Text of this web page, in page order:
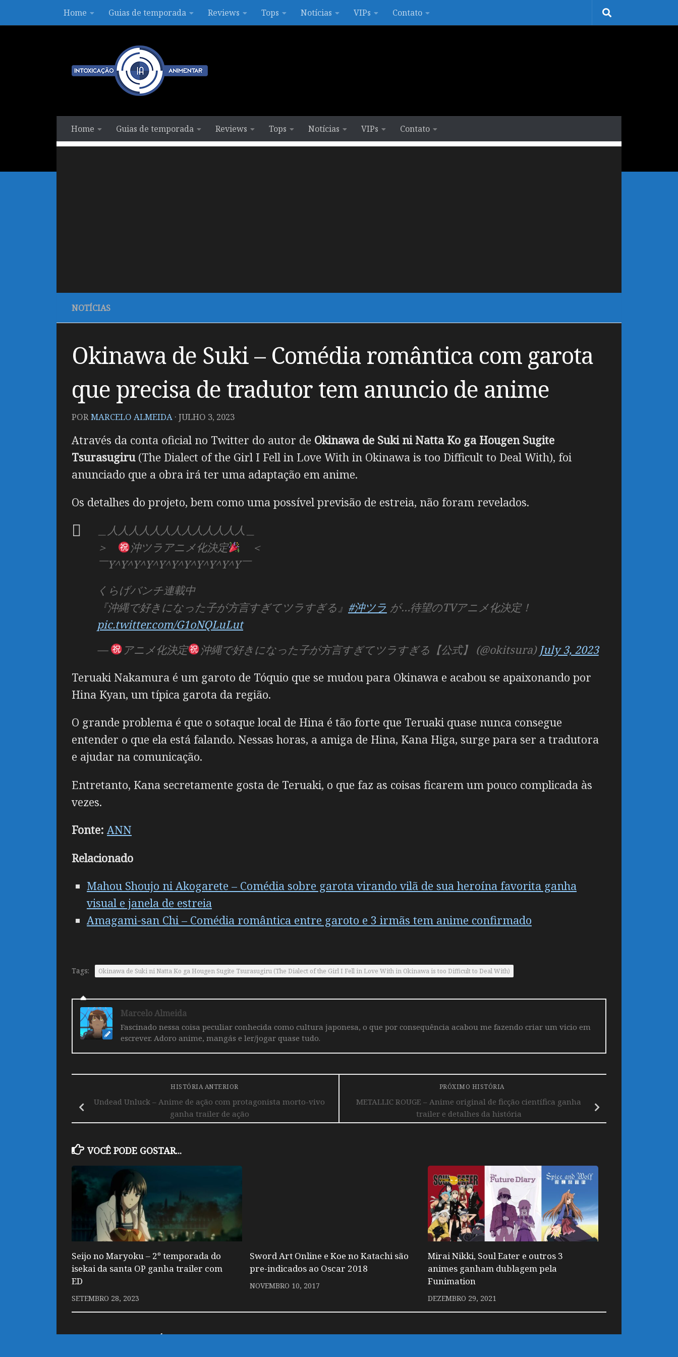
Skip to contentHome Guias de temporada Reviews Tops Notícias VIPs Contato
Home Guias de temporada Reviews Tops Notícias VIPs Contato
NOTÍCIAS
Okinawa de Suki – Comédia romântica com garota
que precisa de tradutor tem anuncio de anime
PORMARCELO ALMEIDA · JULHO 3, 2023
Através da conta oficial no Twitter do autor de Okinawa de Suki ni Natta Ko ga Hougen Sugite
Tsurasugiru(The Dialect of the Girl I Fell in Love With in Okinawa is too Difficult to Deal With), foi
anunciado que a obra irá ter uma adaptação em anime.
Os detalhes do projeto, bem como uma possível previsão de estreia, não foram revelados.
＿人人人人人人人人人人人人人＿
＞
沖ツラアニメ化決定
＜
￣Y^Y^Y^Y^Y^Y^Y^Y^Y^Y^Y￣
くらげバンチ連載中
『沖縄で好きになった子が方言すぎてツラすぎる』 #沖ツラ が…待望のTVアニメ化決定！
pic.twitter.com/G1oNQLuLut
—
アニメ化決定 沖縄で好きになった子が方言すぎてツラすぎる【公式】 (@okitsura) July 3, 2023
Teruaki Nakamura é um garoto de Tóquio que se mudou para Okinawa e acabou se apaixonando por
Hina Kyan, um típica garota da região.
O grande problema é que o sotaque local de Hina é tão forte que Teruaki quase nunca consegue
entender o que ela está falando. Nessas horas, a amiga de Hina, Kana Higa, surge para ser a tradutora
e ajudar na comunicação.
Entretanto, Kana secretamente gosta de Teruaki, o que faz as coisas ficarem um pouco complicada às
vezes.
Fonte: ANN
Relacionado
Mahou Shoujo ni Akogarete – Comédia sobre garota virando vilã de sua heroína favorita ganha
visual e janela de estreia
Amagami-san Chi – Comédia romântica entre garoto e 3 irmãs tem anime confirmado
Tags: Okinawa de Suki ni Natta Ko ga Hougen Sugite Tsurasugiru (The Dialect of the Girl I Fell in Love With in Okinawa is too Difficult to Deal With)
Marcelo Almeida
Fascinado nessa coisa peculiar conhecida como cultura japonesa, o que por consequência acabou me fazendo criar um vicio em
escrever. Adoro anime, mangás e ler/jogar quase tudo.
PRÓXIMO HISTÓRIA
METALLIC ROUGE – Anime original de ficção científica ganha
trailer e detalhes da história
HISTÓRIA ANTERIOR
Undead Unluck – Anime de ação com protagonista morto-vivo
ganha trailer de ação
VOCÊ PODE GOSTAR...
Seijo no Maryoku – 2º temporada do
isekai da santa OP ganha trailer com
ED
SETEMBRO 28, 2023
Sword Art Online e Koe no Katachi são
pre-indicados ao Oscar 2018
NOVEMBRO 10, 2017
Mirai Nikki, Soul Eater e outros 3
animes ganham dublagem pela
Funimation
DEZEMBRO 29, 2021